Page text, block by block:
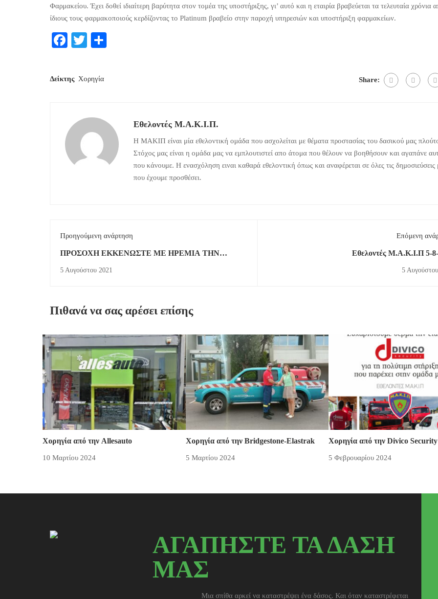
Φαρμακείου. Έχει δοθεί ιδιαίτερη βαρύτητα στον τομέα της υποστήριξης, γι’ αυτό και η εταιρία βραβεύεται τα τελευταία χρόνια
ίδιους τους φαρμακοποιούς κερδίζοντας το Platinum βραβείο στην παροχή υπηρεσιών και υποστήριξη φαρμακείων.
Facebook
Twitter
Δείκτης Χορηγία Share:
Εθελοντές Μ.Α.Κ.Ι.Π.
Η ΜΑΚΙΠ είναι μία εθελοντική ομάδα που ασχολείται με θέματα προστασίας του δασικού μας
Στόχος μας είναι η ομάδα μας να εμπλουτιστεί απο άτομα που θέλουν να βοηθήσουν και αγαπάνε
που κάνουμε. Η ενασχόληση ειναι καθαρά εθελοντική όπως και αναφέρεται σε όλες τις δημοσιεύσεις
που έχουμε προσθέσει.
Προηγούμενη ανάρτηση
ΠΡΟΣΟΧΗ ΕΚΚΕΝΩΣΤΕ ΜΕ ΗΡΕΜΙΑ ΤΗΝ
5 Αυγούστου 2021
Επόμενη
Εθελοντές Μ.Α.Κ.Ι.Π 5-
5
Πιθανά να σας αρέσει επίσης
Χορηγία από την Allesauto
10 Μαρτίου 2024
Χορηγία από την Bridgestone-Elastrak
5 Μαρτίου 2024
Χορηγία από την Divico Security
5 Φεβρουαρίου 2024
ΑΓΑΠΗΣΤΕ ΤΑ ΔΑΣΗ
ΜΑΣ
Μια σπίθα αρκεί να καταστρέψει ένα δάσος. Και όταν καταστρέφεται